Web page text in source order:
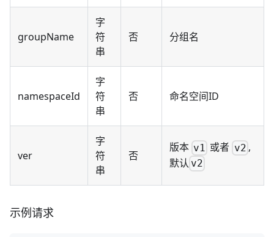
groupName
字
符
串
否 分组名
namespaceId
字
符
串
否 命名空间ID
ver
字
符
串
否
版本 v1 或者 v2 ,
默认 v2
示例请求